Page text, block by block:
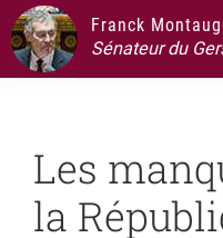
Passer
au
contenu
Passer
la
principale
Passer
au
pied
Franck
Sénateur du
Les
la